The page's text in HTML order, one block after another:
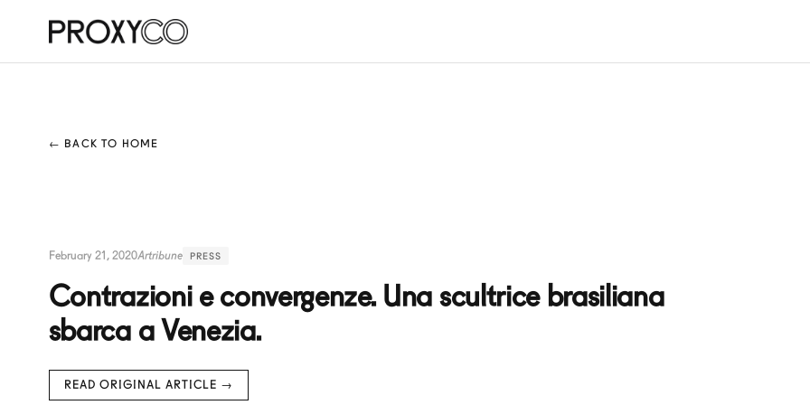
← BACK TO HOME
February 21, 2020Artribune PRESS
Contrazioni e convergenze. Una scultrice brasiliana
sbarca a Venezia.
READ ORIGINAL ARTICLE →